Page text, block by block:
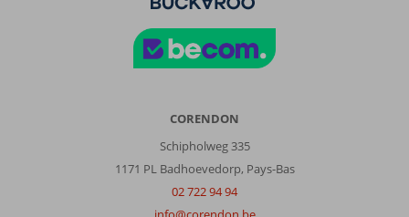
CORENDON
Schipholweg 335
1171 PL Badhoevedorp, Pays-Bas
02 722 94 94